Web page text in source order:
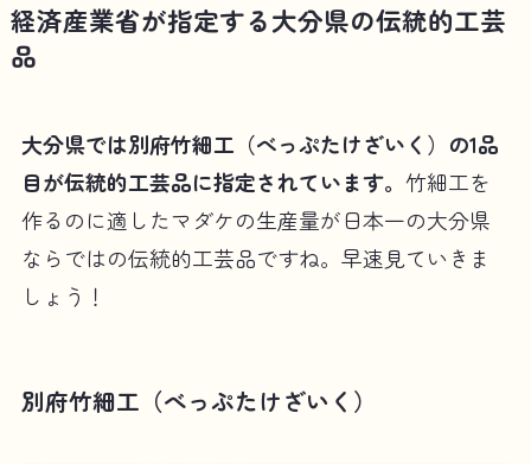
経済産業省が指定する大分県の伝統的工芸
品
大分県では別府竹細工（べっぷたけざいく）の1品
目が伝統的工芸品に指定されています。 竹細工を
作るのに適したマダケの生産量が日本一の大分県
ならではの伝統的工芸品ですね。早速見ていきま
しょう！
別府竹細工（べっぷたけざいく）